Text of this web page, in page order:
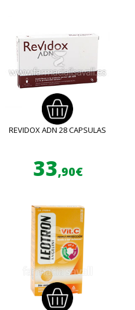
REVIDOX ADN 28 CAPSULAS
33,90€